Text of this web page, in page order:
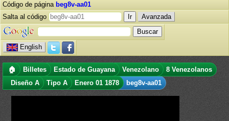
Código de página beg8v-aa01
Salta al código
Avanzada
English
🏠 Billetes Estado de Guayana Venezolano
8 Venezolanos
Diseño A
Tipo A Enero 01 1878 beg8v-aa01